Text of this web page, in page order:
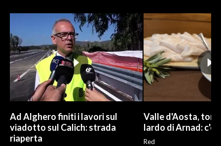
Ad Alghero finiti i lavori sul
viadotto sul Calich: strada
riaperta
Valle d'Aosta,
lardo di Arnad: c'è
Red